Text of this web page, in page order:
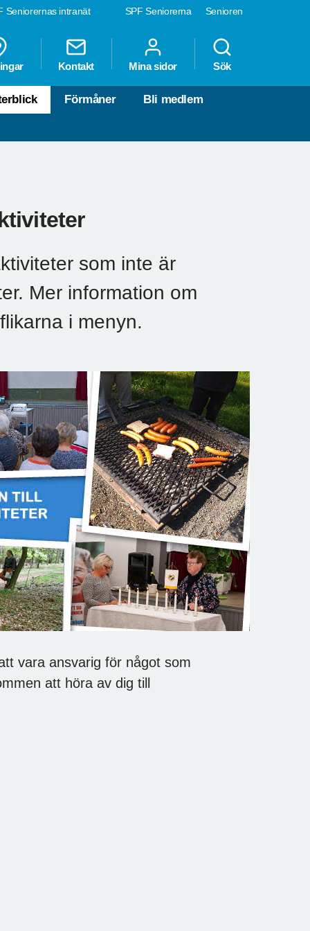
SPF Seniorerna Senioren
Seniorernas intranät
Kontakt Mina sidor Sök
Förmåner Bli medlem
som inte är
Mer information om
i menyn.
vara ansvarig för något som
att höra av dig till